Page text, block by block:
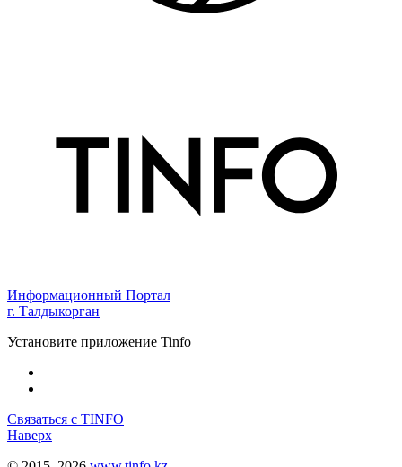
Информационный Портал
г. Талдыкорган
Установите приложение Tinfo
Связаться с TINFO
Наверх